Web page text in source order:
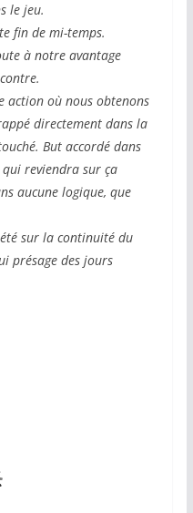
le jeu.
fin de mi-temps.
à notre avantage
action où nous obtenons
directement dans la
But accordé dans
reviendra sur ça
aucune logique, que
sur la continuité du
présage des jours